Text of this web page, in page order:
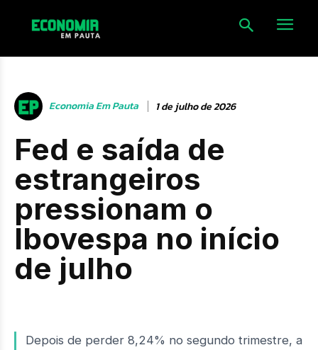
Economia Em Pauta 1 de julho de 2026
Fed e saída de
estrangeiros
pressionam o
Ibovespa no início
de julho
Depois de perder 8,24% no segundo trimestre, a